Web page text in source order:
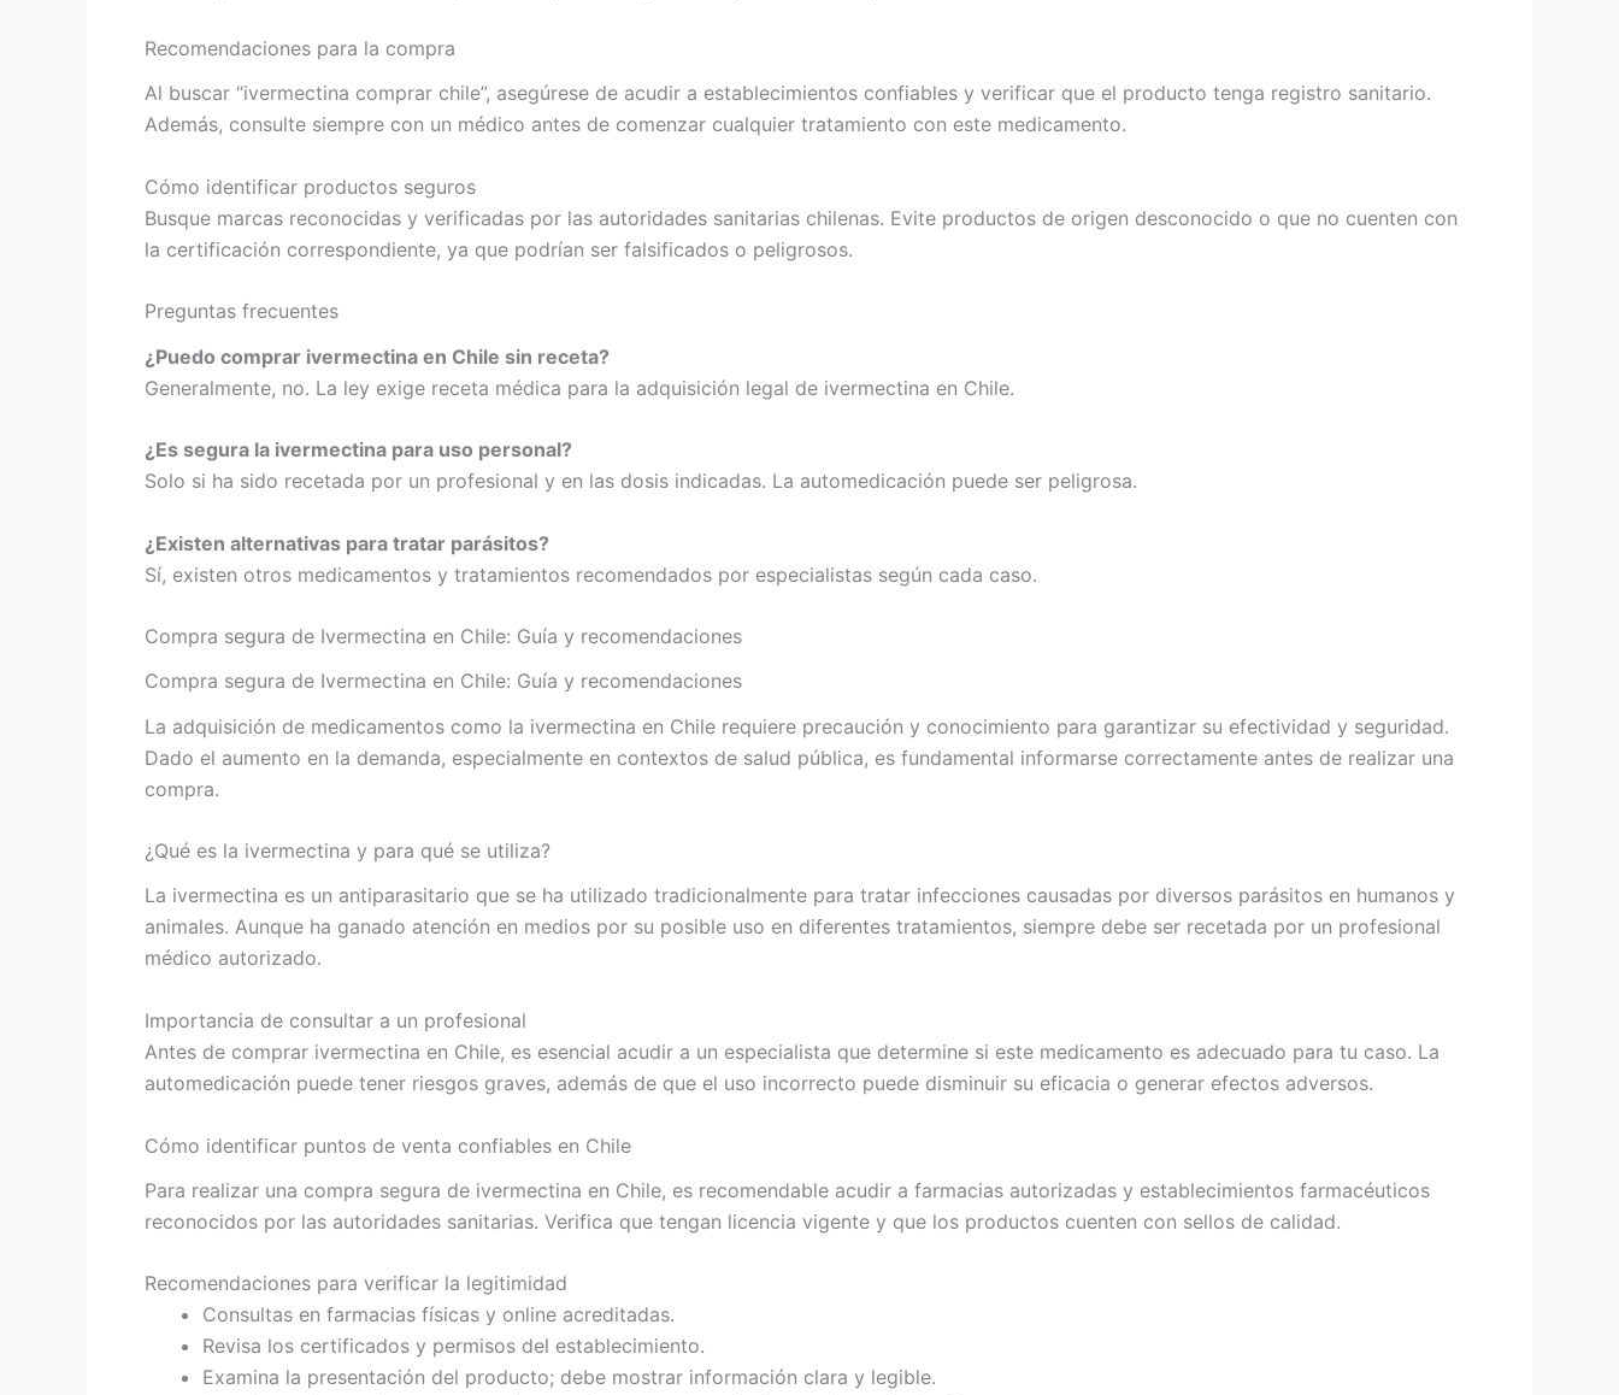
Recomendaciones para la compra
Al buscar “ivermectina comprar chile”, asegúrese de acudir a establecimientos confiables y verificar que el producto tenga registro sanitario.
Además, consulte siempre con un médico antes de comenzar cualquier tratamiento con este medicamento.
Cómo identificar productos seguros
Busque marcas reconocidas y verificadas por las autoridades sanitarias chilenas. Evite productos de origen desconocido o que no cuenten con
la certificación correspondiente, ya que podrían ser falsificados o peligrosos.
Preguntas frecuentes
¿Puedo comprar ivermectina en Chile sin receta?
Generalmente, no. La ley exige receta médica para la adquisición legal de ivermectina en Chile.
¿Es segura la ivermectina para uso personal?
Solo si ha sido recetada por un profesional y en las dosis indicadas. La automedicación puede ser peligrosa.
¿Existen alternativas para tratar parásitos?
Sí, existen otros medicamentos y tratamientos recomendados por especialistas según cada caso.
Compra segura de Ivermectina en Chile: Guía y recomendaciones
Compra segura de Ivermectina en Chile: Guía y recomendaciones
La adquisición de medicamentos como la ivermectina en Chile requiere precaución y conocimiento para garantizar su efectividad y seguridad.
Dado el aumento en la demanda, especialmente en contextos de salud pública, es fundamental informarse correctamente antes de realizar una
compra.
¿Qué es la ivermectina y para qué se utiliza?
La ivermectina es un antiparasitario que se ha utilizado tradicionalmente para tratar infecciones causadas por diversos parásitos en humanos y
animales. Aunque ha ganado atención en medios por su posible uso en diferentes tratamientos, siempre debe ser recetada por un profesional
médico autorizado.
Importancia de consultar a un profesional
Antes de comprar ivermectina en Chile, es esencial acudir a un especialista que determine si este medicamento es adecuado para tu caso. La
automedicación puede tener riesgos graves, además de que el uso incorrecto puede disminuir su eficacia o generar efectos adversos.
Cómo identificar puntos de venta confiables en Chile
Para realizar una compra segura de ivermectina en Chile, es recomendable acudir a farmacias autorizadas y establecimientos farmacéuticos
reconocidos por las autoridades sanitarias. Verifica que tengan licencia vigente y que los productos cuenten con sellos de calidad.
Recomendaciones para verificar la legitimidad
Consultas en farmacias físicas y online acreditadas.
Revisa los certificados y permisos del establecimiento.
Examina la presentación del producto; debe mostrar información clara y legible.